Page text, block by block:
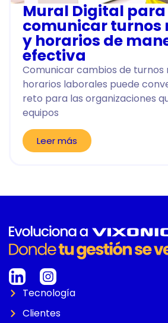
Mural Digital para
comunicar turnos
y horarios de
efectiva
Comunicar cambios de turnos
horarios laborales puede
reto para las organizaciones
equipos
Leer más
Tecnología
Clientes